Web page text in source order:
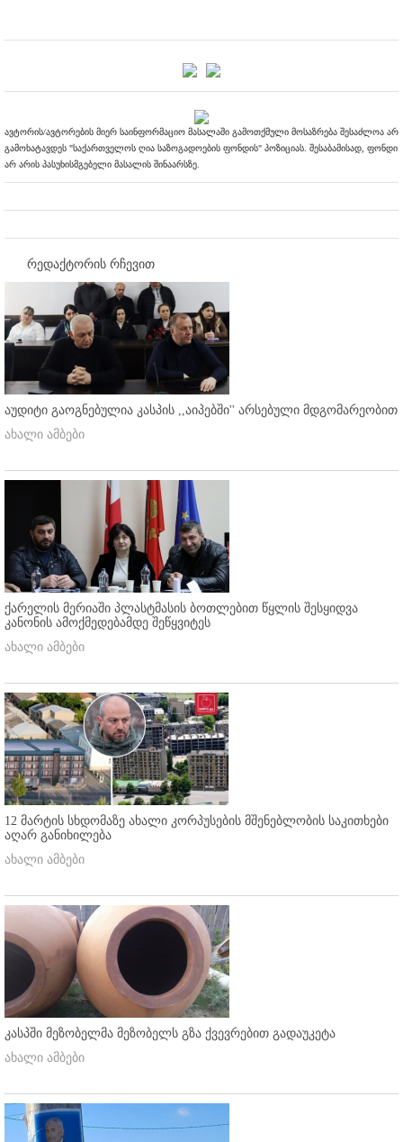
ავტორის/ავტორების მიერ საინფორმაციო მასალაში გამოთქმული მოსაზრება შესაძლოა არ
გამოხატავდეს "საქართველოს ღია საზოგადოების ფონდის" პოზიციას. შესაბამისად, ფონდი
არ არის პასუხისმგებელი მასალის შინაარსზე.
რედაქტორის რჩევით
აუდიტი გაოგნებულია კასპის ,,აიპებში'' არსებული მდგომარეობით
ახალი ამბები
ქარელის მერიაში პლასტმასის ბოთლებით წყლის შესყიდვა
კანონის ამოქმედებამდე შეწყვიტეს
ახალი ამბები
12 მარტის სხდომაზე ახალი კორპუსების მშენებლობის საკითხები
აღარ განიხილება
ახალი ამბები
კასპში მეზობელმა მეზობელს გზა ქვევრებით გადაუკეტა
ახალი ამბები